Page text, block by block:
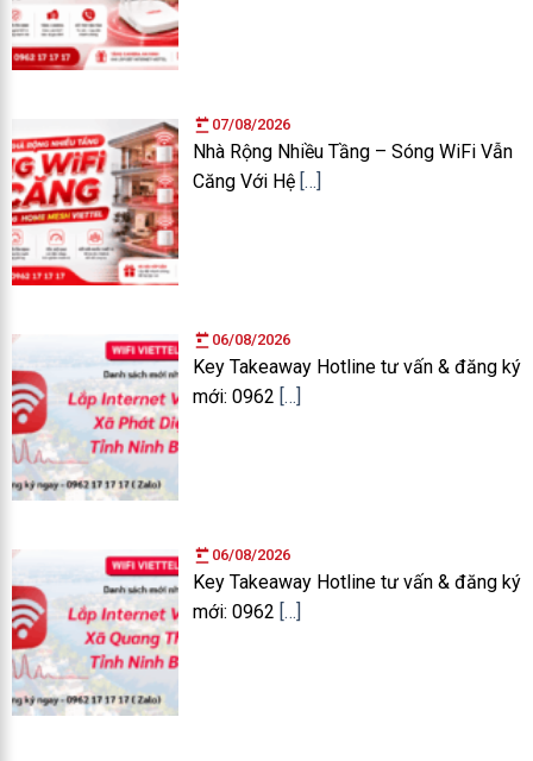
07/08/2026
Nhà Rộng Nhiều Tầng – Sóng WiFi Vẫn
Căng Với Hệ […]
06/08/2026
Key Takeaway Hotline tư vấn & đăng ký
mới: 0962 […]
06/08/2026
Key Takeaway Hotline tư vấn & đăng ký
mới: 0962 […]